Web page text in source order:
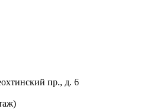
пр., д. 6